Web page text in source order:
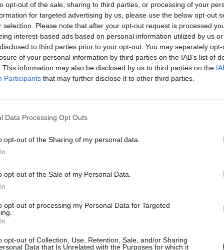
opt-out of the sale, sharing to third parties, or processing of your
for targeted advertising by us, please use the below opt-out
selection. Please note that after your opt-out request is processed
interest-based ads based on personal information utilized by us
to third parties prior to your opt-out. You may separately
of your personal information by third parties on the IAB’s list of
This information may also be disclosed by us to third parties on the
Participants that may further disclose it to other third parties.
Data Processing Opt Outs
opt-out of the Sharing of my personal data.
opt-out of the Sale of my Personal Data.
opt-out of processing my Personal Data for Targeted
opt-out of Collection, Use, Retention, Sale, and/or Sharing
Data that Is Unrelated with the Purposes for which it
į paukščių stebėjimo vietas ir daug
iš ant grilio keptos vištienos
žemėlapį. Rekordo siekimą
valdanti Vilniaus ir Kaišiadorių
festivalio tema yra laisvė, iš karto kilo
valstybės prizmę. Laisvė yra tautos
pasididžiavimas. Didžiuojamės,
didžiausias paukštienos
grandinė nuo lauko iki stalo
kokybę, bet ir lietuviškumą
produkto pagaminimo. Galime
esame vertinami tiek Lietuvoje,
kur veikia ir mūsų paukštynas,
puiki proga mums pagerbti savo